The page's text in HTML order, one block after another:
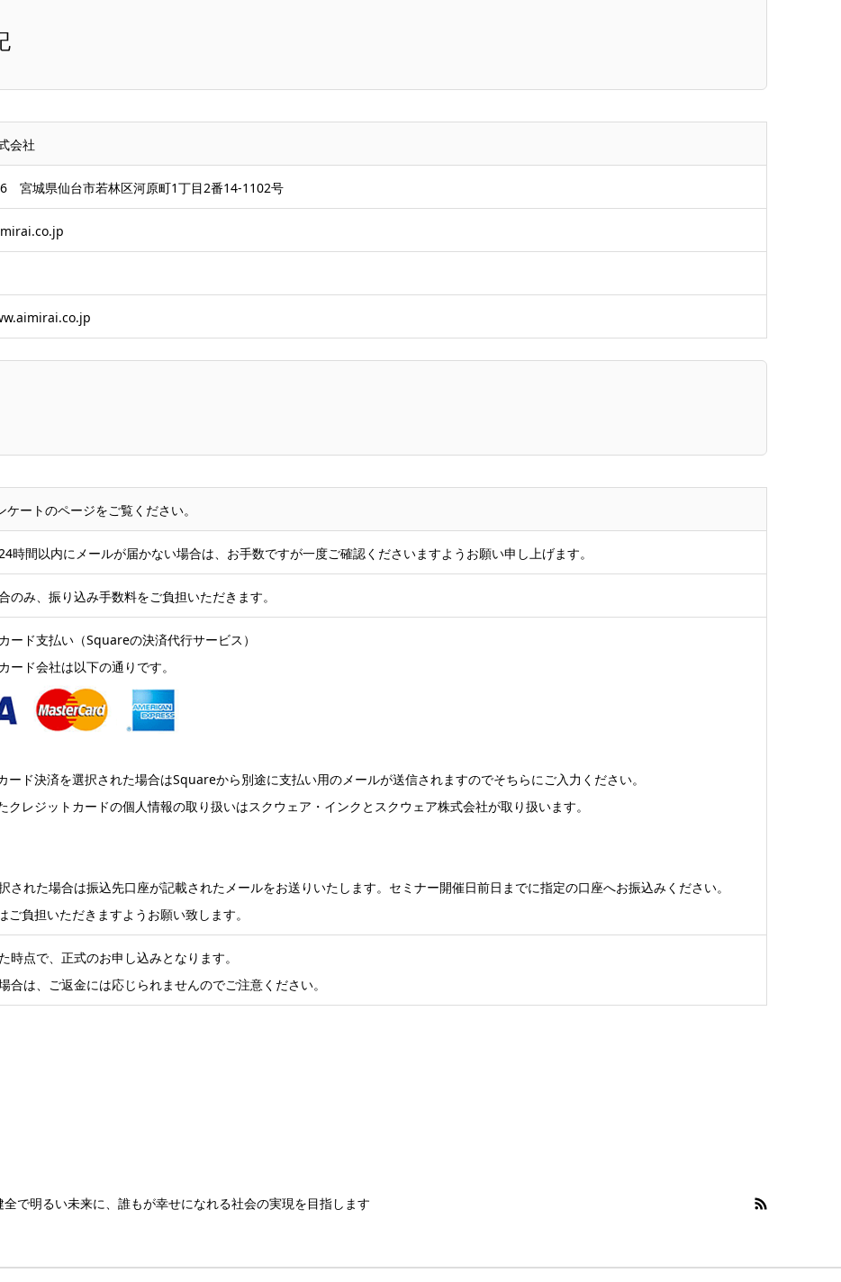
会社
宮城県仙台市若林区河原町1丁目2番14-1102号
ケートのページをご覧ください。
時間以内にメールが届かない場合は、お手数ですが一度ご確認くださいますようお願い申し上げます。
のみ、振り込み手数料をご負担いただきます。
ード支払い（Squareの決済代行サービス）
ード会社は以下の通りです。
ード決済を選択された場合はSquareから別途に支払い用のメールが送信されますのでそちらにご入力ください。
クレジットカードの個人情報の取り扱いはスクウェア・インクとスクウェア株式会社が取り扱います。
された場合は振込先口座が記載されたメールをお送りいたします。セミナー開催日前日までに指定の口座へお振込みください。
負担いただきますようお願い致します。
時点で、正式のお申し込みとなります。
合は、ご返金には応じられませんのでご注意ください。
で明るい未来に、誰もが幸せになれる社会の実現を目指します